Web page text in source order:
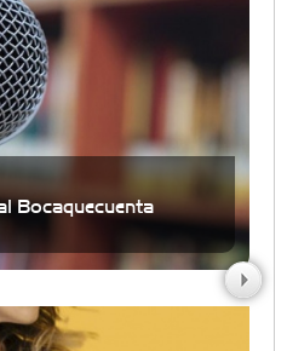
Bocaquecuenta